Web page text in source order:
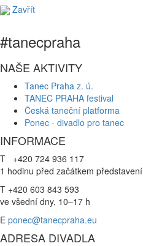
Zavřít
#tanecpraha
NAŠE AKTIVITY
Tanec Praha z. ú.
TANEC PRAHA festival
Česká taneční platforma
Ponec - divadlo pro tanec
INFORMACE
T +420 724 936 117
1 hodinu před začátkem představení
T +420 603 843 593
ve všední dny, 10–17 h
E ponec@tanecpraha.eu
ADRESA DIVADLA